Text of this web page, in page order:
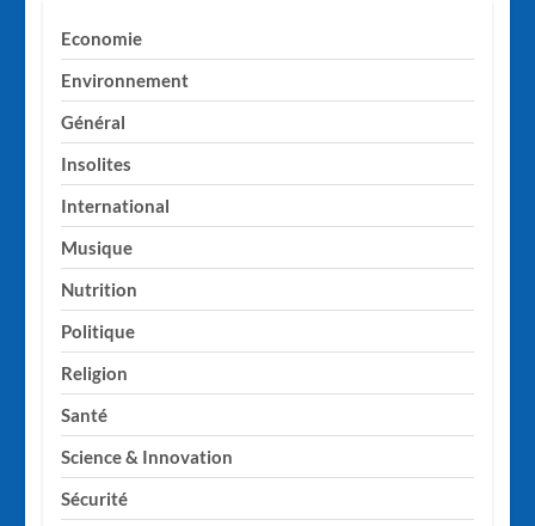
Economie
Environnement
Général
Insolites
International
Musique
Nutrition
Politique
Religion
Santé
Science & Innovation
Sécurité